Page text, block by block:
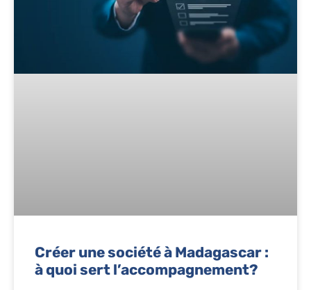
Créer une société à Madagascar :
à quoi sert l’accompagnement?